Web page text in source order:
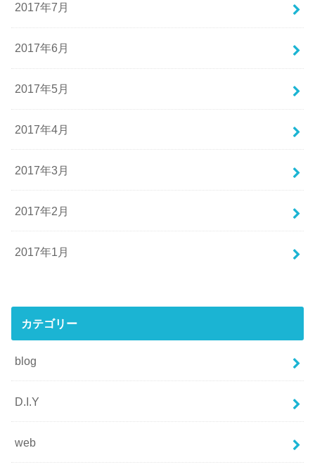
2017年7月
2017年6月
2017年5月
2017年4月
2017年3月
2017年2月
2017年1月
カテゴリー
blog
D.I.Y
web